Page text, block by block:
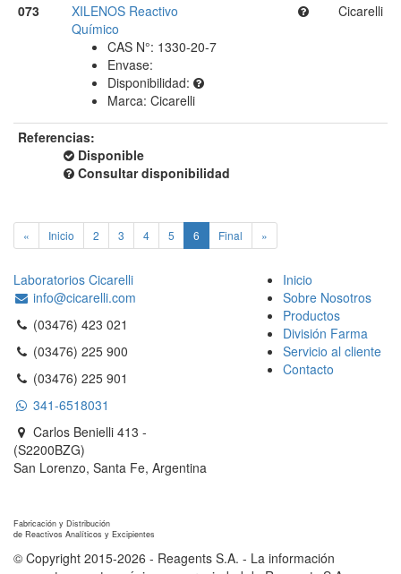
073
XILENOS Reactivo
Químico
CAS N°: 1330-20-7
Envase:
Disponibilidad:
Marca: Cicarelli
Cicarelli
Referencias:
Disponible
Consultar disponibilidad
« Inicio 2 3 4 5 6 Final »
Laboratorios Cicarelli
info@cicarelli.com
(03476) 423 021
(03476) 225 900
(03476) 225 901
341-6518031
Carlos Benielli 413 -
(S2200BZG)
San Lorenzo, Santa Fe, Argentina
Inicio
Sobre Nosotros
Productos
División Farma
Servicio al cliente
Contacto
Fabricación y Distribución
de Reactivos Analíticos y Excipientes
© Copyright 2015-2026 - Reagents S.A. - La información